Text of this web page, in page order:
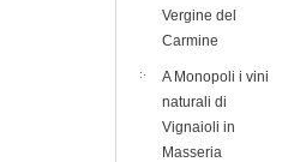
Vergine del
Carmine
A Monopoli i vini
naturali di
Vignaioli in
Masseria